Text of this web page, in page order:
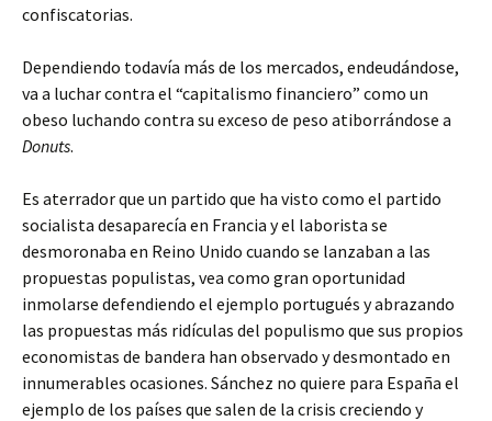
confiscatorias.
Dependiendo todavía más de los mercados, endeudándose,
va a luchar contra el “capitalismo financiero” como un
obeso luchando contra su exceso de peso atiborrándose a
Donuts.
Es aterrador que un partido que ha visto como el partido
socialista desaparecía en Francia y el laborista se
desmoronaba en Reino Unido cuando se lanzaban a las
propuestas populistas, vea como gran oportunidad
inmolarse defendiendo el ejemplo portugués y abrazando
las propuestas más ridículas del populismo que sus propios
economistas de bandera han observado y desmontado en
innumerables ocasiones. Sánchez no quiere para España el
ejemplo de los países que salen de la crisis creciendo y